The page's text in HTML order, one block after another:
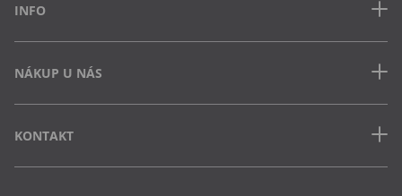
INFO
Často kladené dotazy
Obchodní podmínky
Ochrana osobních údajů
NÁKUP U NÁS
Jak uplatnit slevový kód
Vrácení zboží a výměna
KONTAKT